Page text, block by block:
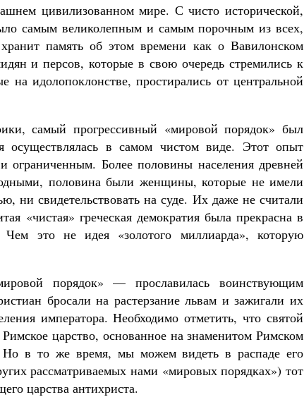
цивилизованном мире. С чисто исторической,
самым великолепным и самым порочным из всех,
память об этом времени как о Вавилонском
и персов, которые в свою очередь стремились к
на идолопоклонстве, простирались от центральной
самый прогрессивный «мировой порядок» был
осуществлялась в самом чистом виде. Этот опыт
Более половины населения древней
половина были женщины, которые не имели
ни свидетельствовать на суде. Их даже не считали
«чистая» греческая демократия была прекрасна в
это не идея «золотого миллиарда», которую
порядок» — прославилась воинствующим
бросали на растерзание львам и зажигали их
императора. Необходимо отметить, что святой
царство, основанное на знаменитом Римском
в то же время, мы можем видеть в распаде его
рассматриваемых нами «мировых порядках») тот
царства антихриста.